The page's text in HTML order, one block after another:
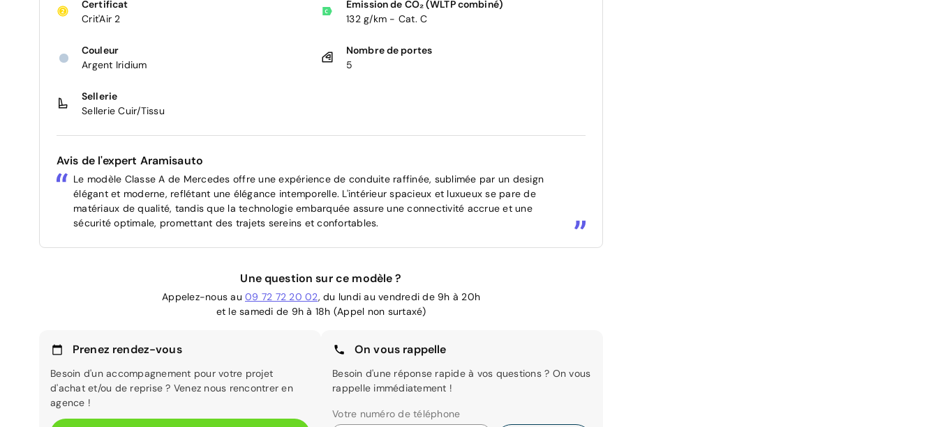
Certificat
Crit'Air 2
Émission de CO₂ (WLTP combiné)
132 g/km - Cat. C
Couleur
Argent Iridium
Nombre de portes
5
Sellerie
Sellerie Cuir/Tissu
Avis de l'expert Aramisauto
Le modèle Classe A de Mercedes offre une expérience de conduite raffinée, sublimée par un design
élégant et moderne, reflétant une élégance intemporelle. L'intérieur spacieux et luxueux se pare de
matériaux de qualité, tandis que la technologie embarquée assure une connectivité accrue et une
sécurité optimale, promettant des trajets sereins et confortables.
Une question sur ce modèle ?
Appelez-nous au 09 72 72 20 02, du lundi au vendredi de 9h à 20h
et le samedi de 9h à 18h (Appel non surtaxé)
Prenez rendez-vous
Besoin d'un accompagnement pour votre projet
d'achat et/ou de reprise ? Venez nous rencontrer en
agence !
On vous rappelle
Besoin d'une réponse rapide à vos questions ? On vous
rappelle immédiatement !
Votre numéro de téléphone